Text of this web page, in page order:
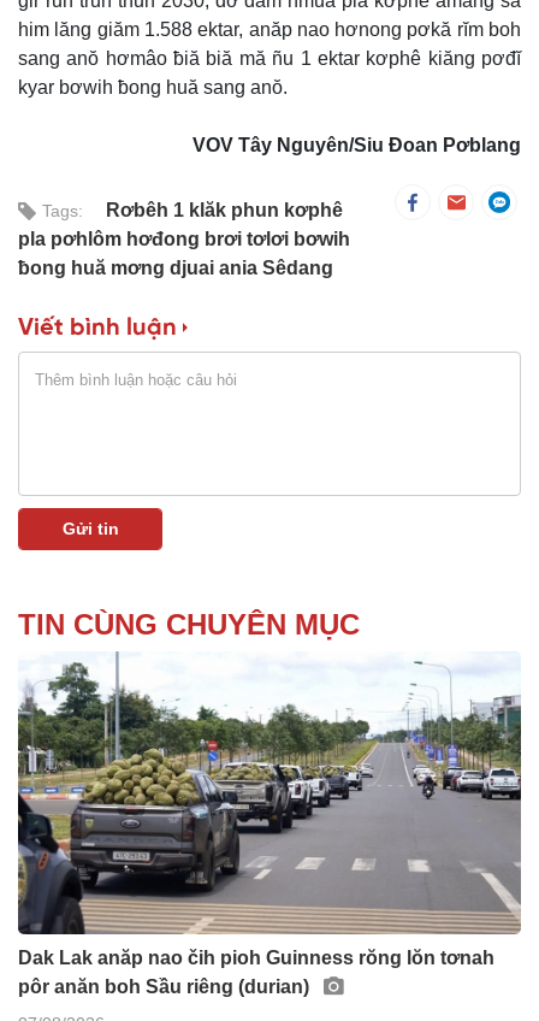
him lăng giăm 1.588 ektar, anăp nao hơnong pơkă rĭm boh
sang anŏ hơmâo ƀiă biă mă ñu 1 ektar kơphê kiăng pơđĭ
kyar bơwih ƀong huă sang anŏ.
VOV Tây Nguyên/Siu Đoan Pơblang
Tags:
Rơbêh 1 klăk phun kơphê
pla pơhlôm hơđong brơi tơlơi bơwih
ƀong huă mơng djuai ania Sêdang
Viết bình luận
TIN CÙNG CHUYÊN MỤC
Dak Lak anăp nao čih pioh Guinness rŏng lŏn tơnah
pôr anăn boh Sầu riêng (durian)